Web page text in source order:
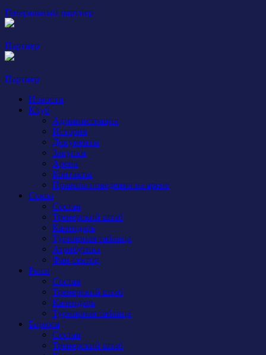
Генеральный партнер
Партнер
Партнер
Новости
Клуб
Администрация
История
Документы
Закупки
Арена
Контакты
Правила поведения на арене
Сокол
Состав
Тренерский штаб
Календарь
Турнирная таблица
Атрибутика
Фан-сектор
Рыси
Состав
Тренерский штаб
Календарь
Турнирная таблица
Бирюса
Состав
Тренерский штаб